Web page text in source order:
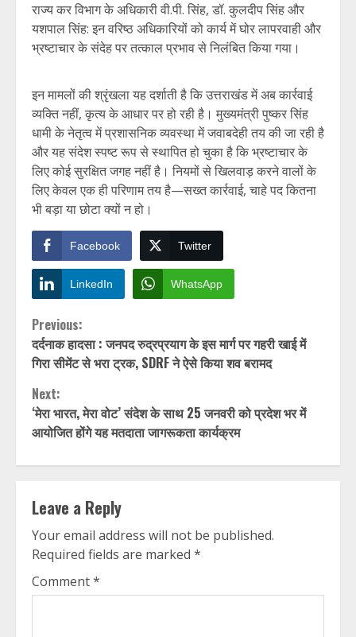
राज्य कर विभाग के अधिकारी वी.पी. सिंह, डॉ. कुलदीप सिंह और
यशपाल सिंह: इन वरिष्ठ अधिकारियों को कार्य में घोर लापरवाही और
भ्रष्टाचार के संदेह पर तत्काल प्रभाव से निलंबित किया गया।
इन मामलों की श्रृंखला यह दर्शाती है कि उत्तराखंड में अब कार्रवाई
व्यक्ति नहीं, कृत्य के आधार पर हो रही है। मुख्यमंत्री पुष्कर सिंह
धामी के नेतृत्व में प्रशासनिक व्यवस्था में जवाबदेही तय की जा रही है
और यह संदेश स्पष्ट रूप से स्थापित हो चुका है कि भ्रष्टाचार के
लिए कोई सुरक्षित जगह नहीं है। नियमों से खिलवाड़ करने वालों के
लिए केवल एक ही परिणाम तय है—सख्त कार्रवाई, चाहे पद कितना
भी बड़ा या छोटा क्यों न हो।
Facebook Twitter
LinkedIn WhatsApp
Continue
Reading
Previous:
दर्दनाक हादसा : जनपद रुद्रप्रयाग के इस मार्ग पर गहरी खाई में
गिरा सीमेंट से भरा ट्रक, SDRF ने ऐसे किया शव बरामद
Next:
‘मेरा भारत, मेरा वोट’ संदेश के साथ 25 जनवरी को प्रदेश भर में
आयोजित होंगे यह मतदाता जागरूकता कार्यक्रम
Leave a Reply
Your email address will not be published.
Required fields are marked *
Comment*